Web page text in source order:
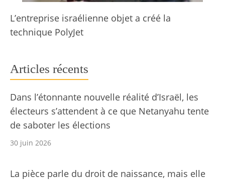
L’entreprise israélienne objet a créé la
technique PolyJet
Articles récents
Dans l’étonnante nouvelle réalité d’Israël, les
électeurs s’attendent à ce que Netanyahu tente
de saboter les élections
30 juin 2026
La pièce parle du droit de naissance, mais elle